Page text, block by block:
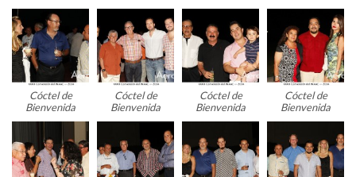
Cóctel de
Bienvenida
Cóctel de
Bienvenida
Cóctel de
Bienvenida
Cóctel de
Bienvenida